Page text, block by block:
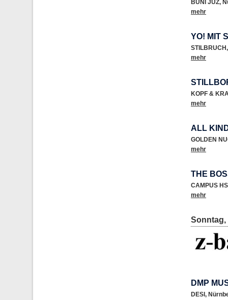
BUNI JUZ,
mehr
YO! MIT
STILBRUCH,
mehr
KOPF &
mehr
ALL
GOLDEN
mehr
THE
CAMPUS HS
mehr
Sonntag,
DMP
DESI ,